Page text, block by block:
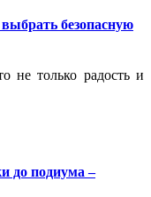
безопасную
не только радость и
до подиума –